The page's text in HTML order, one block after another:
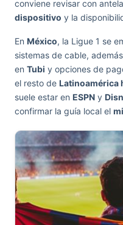
conviene revisar con
dispositivo y la
En México, la Ligue 1 se
sistemas de cable,
en Tubi y opciones de
el resto de Latinoamérica
suele estar en ESPN y
confirmar la guía local el